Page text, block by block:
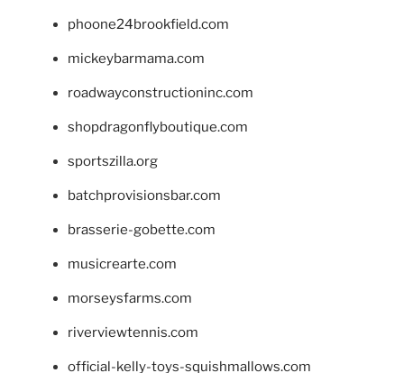
phoone24brookfield.com
mickeybarmama.com
roadwayconstructioninc.com
shopdragonflyboutique.com
sportszilla.org
batchprovisionsbar.com
brasserie-gobette.com
musicrearte.com
morseysfarms.com
riverviewtennis.com
official-kelly-toys-squishmallows.com